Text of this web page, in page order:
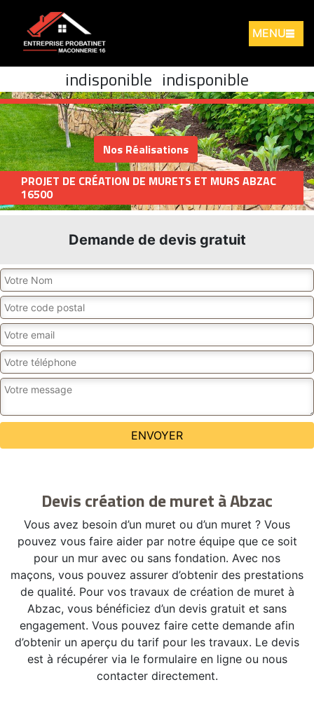
MENU
indisponible indisponible
Nos Réalisations
PROJET DE CRÉATION DE MURETS ET MURS ABZAC
16500
Demande de devis gratuit
Devis création de muret à Abzac
Vous avez besoin d’un muret ou d’un muret ? Vous
pouvez vous faire aider par notre équipe que ce soit
pour un mur avec ou sans fondation. Avec nos
maçons, vous pouvez assurer d’obtenir des prestations
de qualité. Pour vos travaux de création de muret à
Abzac, vous bénéficiez d’un devis gratuit et sans
engagement. Vous pouvez faire cette demande afin
d’obtenir un aperçu du tarif pour les travaux. Le devis
est à récupérer via le formulaire en ligne ou nous
contacter directement.